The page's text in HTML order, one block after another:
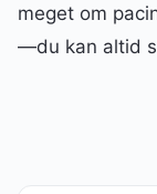
meget om
—du kan altid